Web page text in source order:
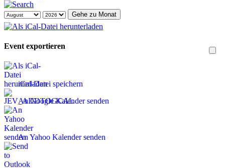
Gehe zu Monat
Event exportieren
iCal-Datei speichern
An Google Kalender senden
An Yahoo Kalender senden